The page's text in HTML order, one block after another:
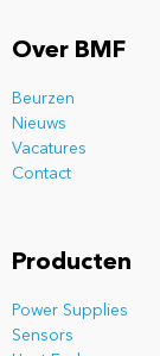
Over BMF
Beurzen
Nieuws
Vacatures
Contact
Producten
Power Supplies
Sensors